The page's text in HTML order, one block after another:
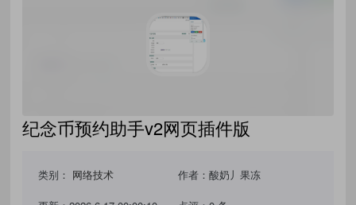
纪念币预约助手v2网页插件版
类别： 网络技术 作者：酸奶丿果冻